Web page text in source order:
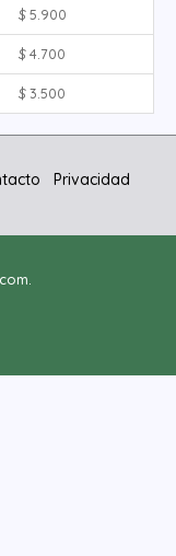
$5.900
$4.700
$3.500
Privacidad